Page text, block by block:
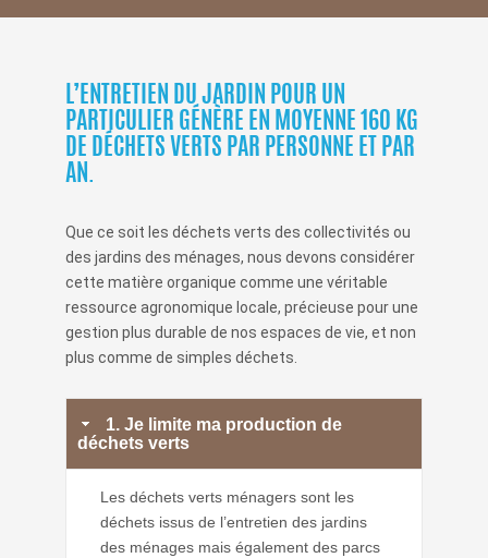
L’ENTRETIEN DU JARDIN POUR UN
PARTICULIER GÉNÈRE EN MOYENNE 160 KG
DE DÉCHETS VERTS PAR PERSONNE ET PAR
AN.
Que ce soit les déchets verts des collectivités ou
des jardins des ménages, nous devons considérer
cette matière organique comme une véritable
ressource agronomique locale, précieuse pour une
gestion plus durable de nos espaces de vie, et non
plus comme de simples déchets.
1. Je limite ma production de
déchets verts
Les déchets verts ménagers sont les
déchets issus de l’entretien des jardins
des ménages mais également des parcs